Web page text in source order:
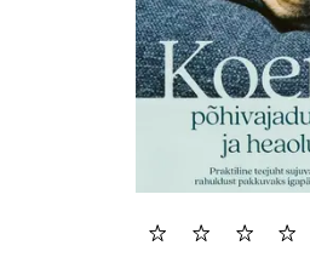
Filoloogia
Filosoofia
Geograafia (65)
Ilukirjandus